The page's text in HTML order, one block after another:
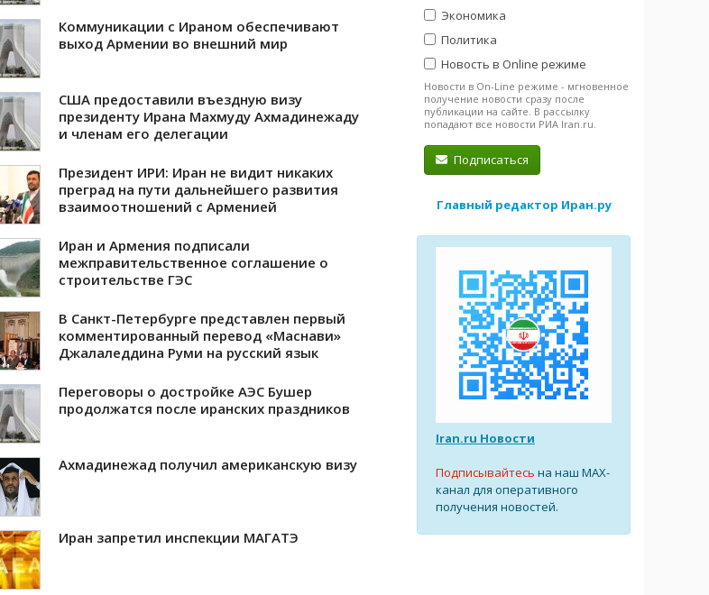
Коммуникации с Ираном обеспечивают
выход Армении во внешний мир
США предоставили въездную визу
президенту Ирана Махмуду Ахмадинежаду
и членам его делегации
Президент ИРИ: Иран не видит никаких
преград на пути дальнейшего развития
взаимоотношений с Арменией
Иран и Армения подписали
межправительственное соглашение о
строительстве ГЭС
В Санкт-Петербурге представлен первый
комментированный перевод «Маснави»
Джалаледдина Руми на русский язык
Переговоры о достройке АЭС Бушер
продолжатся после иранских праздников
Ахмадинежад получил американскую визу
Иран запретил инспекции МАГАТЭ
Экономика
Политика
Новость в Online режиме
Новости в On-Line режиме - мгновенное
получение новости сразу после
публикации на сайте. В рассылку
попадают все новости РИА Iran.ru.
Подписаться
Главный редактор Иран.ру
Iran.ru Новости
Подписывайтесь на наш MAX-
канал для оперативного
получения новостей.